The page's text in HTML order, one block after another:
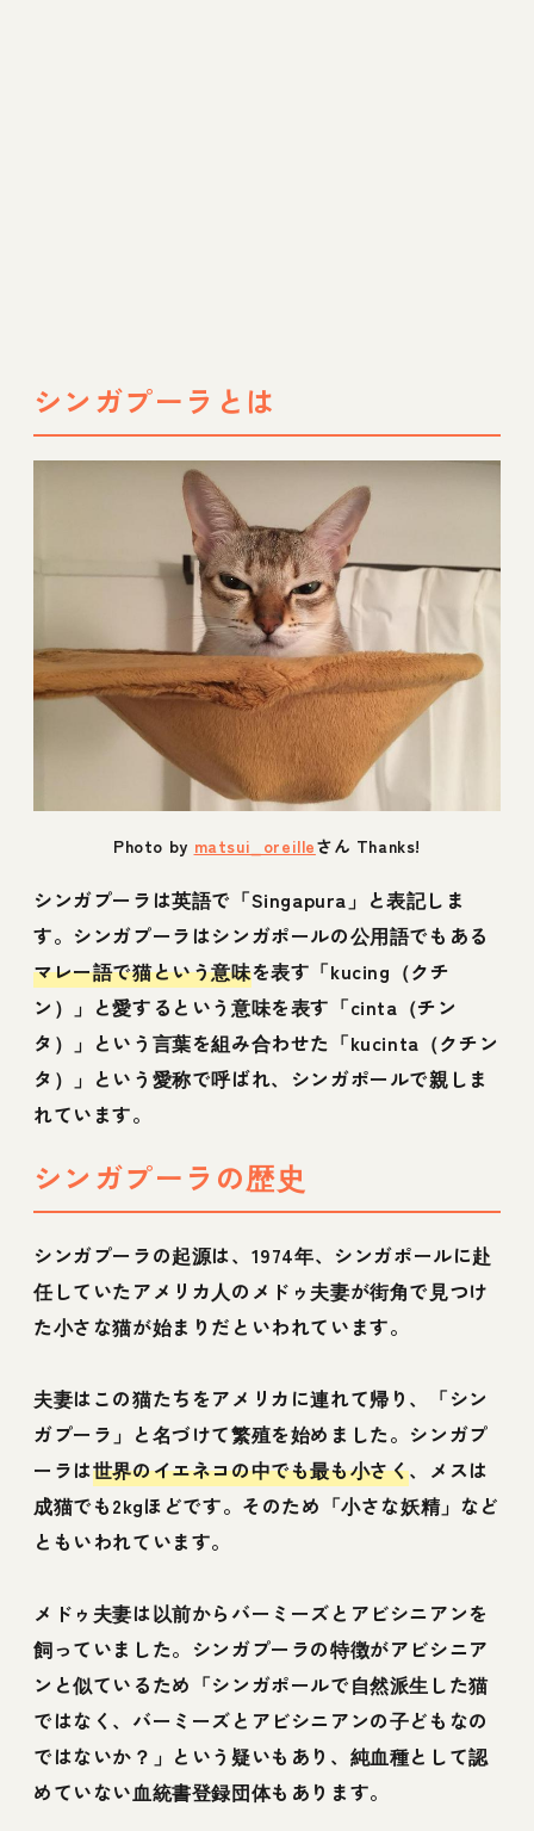
シンガプーラとは
Photo by matsui_oreilleさん Thanks!
シンガプーラは英語で「Singapura」と表記しま
す。シンガプーラはシンガポールの公用語でもある
マレー語で猫という意味を表す「kucing（クチ
ン）」と愛するという意味を表す「cinta（チン
タ）」という言葉を組み合わせた「kucinta（クチン
タ）」という愛称で呼ばれ、シンガポールで親しま
れています。
シンガプーラの歴史
シンガプーラの起源は、1974年、シンガポールに赴
任していたアメリカ人のメドゥ夫妻が街角で見つけ
た小さな猫が始まりだといわれています。
夫妻はこの猫たちをアメリカに連れて帰り、「シン
ガプーラ」と名づけて繁殖を始めました。シンガプ
ーラは世界のイエネコの中でも最も小さく、メスは
成猫でも2kgほどです。そのため「小さな妖精」など
ともいわれています。
メドゥ夫妻は以前からバーミーズとアビシニアンを
飼っていました。シンガプーラの特徴がアビシニア
ンと似ているため「シンガポールで自然派生した猫
ではなく、バーミーズとアビシニアンの子どもなの
ではないか？」という疑いもあり、純血種として認
めていない血統書登録団体もあります。